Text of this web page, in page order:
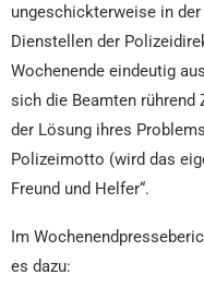
ungeschickterweise in
Dienstellen der
Wochenende eindeutig
sich die Beamten rührend
der Lösung ihres
Polizeimotto (wird das
Freund und Helfer“.
Im
es dazu: